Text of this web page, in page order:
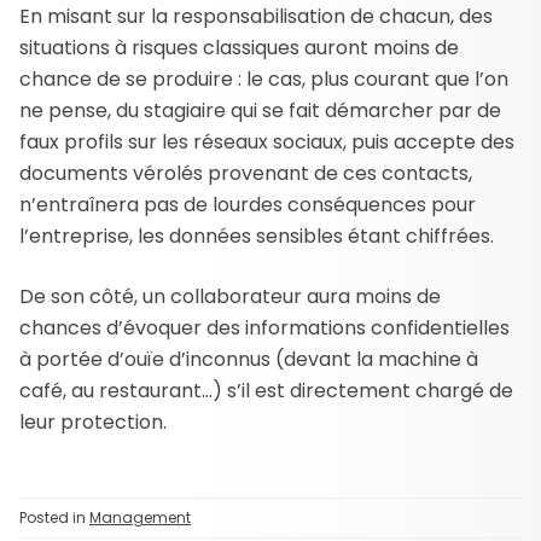
En misant sur la responsabilisation de chacun, des
situations à risques classiques auront moins de
chance de se produire : le cas, plus courant que l’on
ne pense, du stagiaire qui se fait démarcher par de
faux profils sur les réseaux sociaux, puis accepte des
documents vérolés provenant de ces contacts,
n’entraînera pas de lourdes conséquences pour
l’entreprise, les données sensibles étant chiffrées.
De son côté, un collaborateur aura moins de
chances d’évoquer des informations confidentielles
à portée d’ouïe d’inconnus (devant la machine à
café, au restaurant…) s’il est directement chargé de
leur protection.
Posted in Management